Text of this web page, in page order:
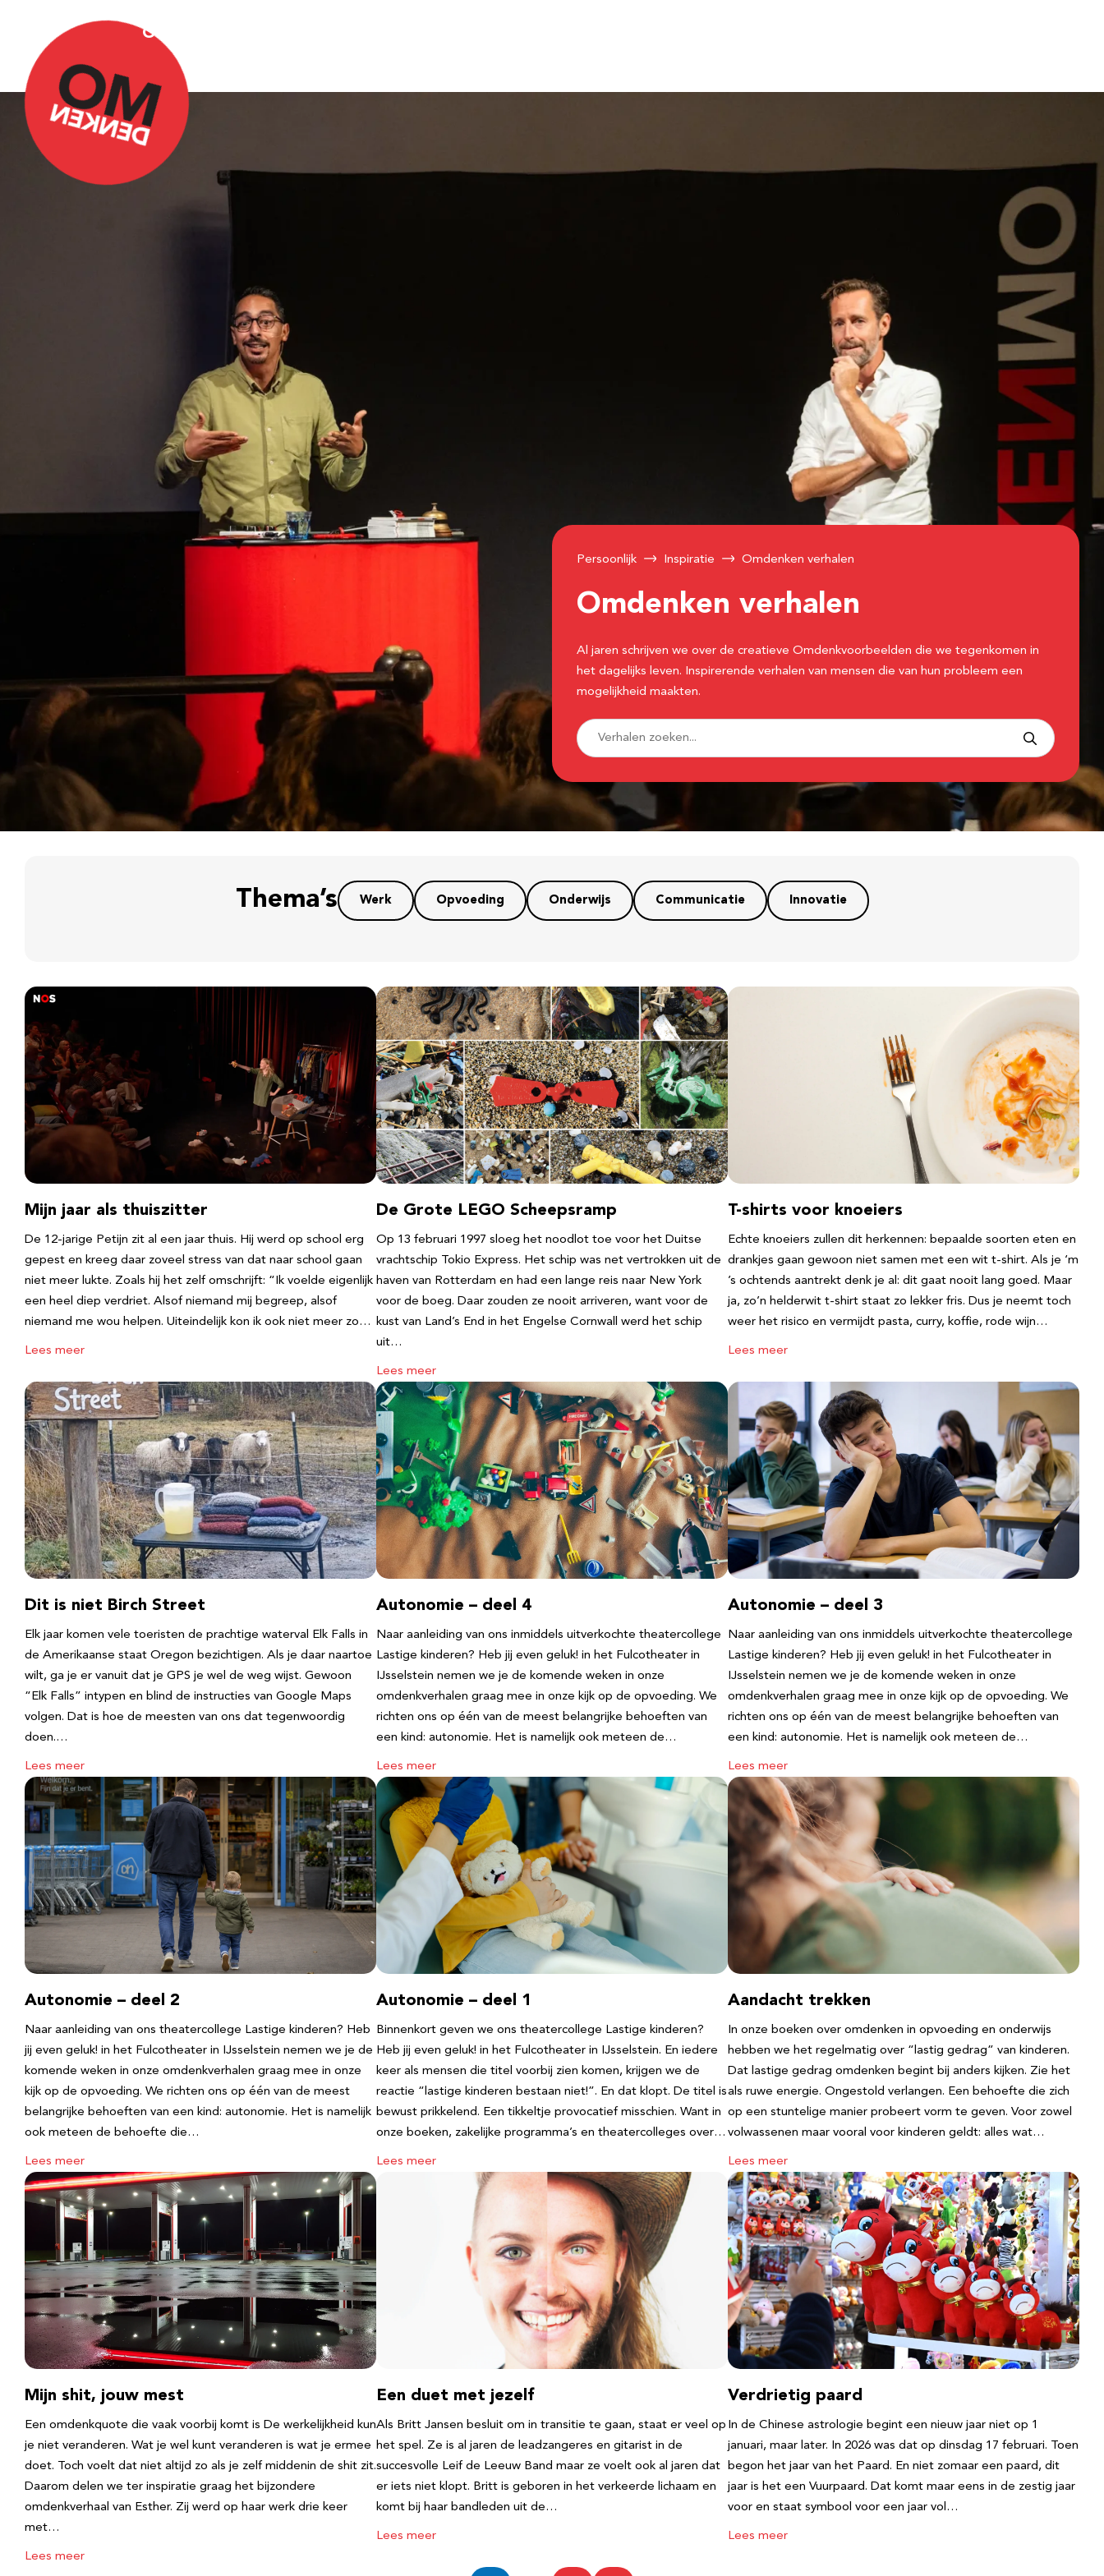
Over Omdenken
Persoonlijk Inspiratie Omdenken verhalen
Omdenken verhalen
Al jaren schrijven we over de creatieve Omdenkvoorbeelden die we tegenkomen in
het dagelijks leven. Inspirerende verhalen van mensen die van hun probleem een
mogelijkheid maakten.
Thema’s Werk Opvoeding Onderwijs Communicatie Innovatie
Mijn jaar als thuiszitter
De 12-jarige Petijn zit al een jaar thuis. Hij werd op school erg
gepest en kreeg daar zoveel stress van dat naar school gaan
niet meer lukte. Zoals hij het zelf omschrijft: “Ik voelde eigenlijk
een heel diep verdriet. Alsof niemand mij begreep, alsof
niemand me wou helpen. Uiteindelijk kon ik ook niet meer zo…
Lees meer
De Grote LEGO Scheepsramp
Op 13 februari 1997 sloeg het noodlot toe voor het Duitse
vrachtschip Tokio Express. Het schip was net vertrokken uit de
haven van Rotterdam en had een lange reis naar New York
voor de boeg. Daar zouden ze nooit arriveren, want voor de
kust van Land’s End in het Engelse Cornwall werd het schip
uit…
Lees meer
T-shirts voor knoeiers
Echte knoeiers zullen dit herkennen: bepaalde soorten eten en
drankjes gaan gewoon niet samen met een wit t-shirt. Als je ‘m
’s ochtends aantrekt denk je al: dit gaat nooit lang goed. Maar
ja, zo’n helderwit t-shirt staat zo lekker fris. Dus je neemt toch
weer het risico en vermijdt pasta, curry, koffie, rode wijn…
Lees meer
Dit is niet Birch Street
Elk jaar komen vele toeristen de prachtige waterval Elk Falls in
de Amerikaanse staat Oregon bezichtigen. Als je daar naartoe
wilt, ga je er vanuit dat je GPS je wel de weg wijst. Gewoon
“Elk Falls” intypen en blind de instructies van Google Maps
volgen. Dat is hoe de meesten van ons dat tegenwoordig
doen.…
Lees meer
Autonomie – deel 4
Naar aanleiding van ons inmiddels uitverkochte theatercollege
Lastige kinderen? Heb jij even geluk! in het Fulcotheater in
IJsselstein nemen we je de komende weken in onze
omdenkverhalen graag mee in onze kijk op de opvoeding. We
richten ons op één van de meest belangrijke behoeften van
een kind: autonomie. Het is namelijk ook meteen de…
Lees meer
Autonomie – deel 3
Naar aanleiding van ons inmiddels uitverkochte theatercollege
Lastige kinderen? Heb jij even geluk! in het Fulcotheater in
IJsselstein nemen we je de komende weken in onze
omdenkverhalen graag mee in onze kijk op de opvoeding. We
richten ons op één van de meest belangrijke behoeften van
een kind: autonomie. Het is namelijk ook meteen de…
Lees meer
Autonomie – deel 2
Naar aanleiding van ons theatercollege Lastige kinderen? Heb
jij even geluk! in het Fulcotheater in IJsselstein nemen we je de
komende weken in onze omdenkverhalen graag mee in onze
kijk op de opvoeding. We richten ons op één van de meest
belangrijke behoeften van een kind: autonomie. Het is namelijk
ook meteen de behoefte die…
Lees meer
Autonomie – deel 1
Binnenkort geven we ons theatercollege Lastige kinderen?
Heb jij even geluk! in het Fulcotheater in IJsselstein. En iedere
keer als mensen die titel voorbij zien komen, krijgen we de
reactie “lastige kinderen bestaan niet!”. En dat klopt. De titel is
bewust prikkelend. Een tikkeltje provocatief misschien. Want in
onze boeken, zakelijke programma’s en theatercolleges over…
Lees meer
Aandacht trekken
In onze boeken over omdenken in opvoeding en onderwijs
hebben we het regelmatig over “lastig gedrag” van kinderen.
Dat lastige gedrag omdenken begint bij anders kijken. Zie het
als ruwe energie. Ongestold verlangen. Een behoefte die zich
op een stuntelige manier probeert vorm te geven. Voor zowel
volwassenen maar vooral voor kinderen geldt: alles wat…
Lees meer
Mijn shit, jouw mest
Een omdenkquote die vaak voorbij komt is De werkelijkheid kun
je niet veranderen. Wat je wel kunt veranderen is wat je ermee
doet. Toch voelt dat niet altijd zo als je zelf middenin de shit zit.
Daarom delen we ter inspiratie graag het bijzondere
omdenkverhaal van Esther. Zij werd op haar werk drie keer
met…
Lees meer
Een duet met jezelf
Als Britt Jansen besluit om in transitie te gaan, staat er veel op
het spel. Ze is al jaren de leadzangeres en gitarist in de
succesvolle Leif de Leeuw Band maar ze voelt ook al jaren dat
er iets niet klopt. Britt is geboren in het verkeerde lichaam en
komt bij haar bandleden uit de…
Lees meer
Verdrietig paard
In de Chinese astrologie begint een nieuw jaar niet op 1
januari, maar later. In 2026 was dat op dinsdag 17 februari. Toen
begon het jaar van het Paard. En niet zomaar een paard, dit
jaar is het een Vuurpaard. Dat komt maar eens in de zestig jaar
voor en staat symbool voor een jaar vol…
Lees meer